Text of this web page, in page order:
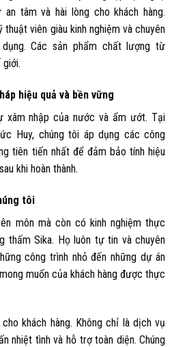
tâm và hài lòng cho khách hàng.
viên giàu kinh nghiệm và chuyên
Các sản phẩm chất lượng từ
giới.
hiệu quả và bền vững
xâm nhập của nước và ẩm ướt. Tại
Huy, chúng tôi áp dụng các công
tiên tiến nhất để đảm bảo tính hiệu
khi hoàn thành.
tôi
môn mà còn có kinh nghiệm thực
thấm Sika. Họ luôn tự tin và chuyên
công trình nhỏ đến những dự án
muốn của khách hàng được thực
khách hàng. Không chỉ là dịch vụ
nhiệt tình và hỗ trợ toàn diện. Chúng